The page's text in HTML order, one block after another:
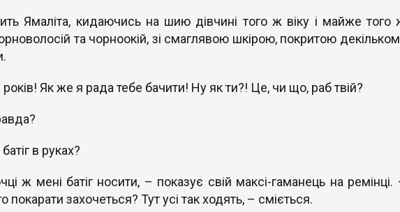
Ямаліта, кидаючись на шию дівчині того ж віку і майже того
та чорноокій, зі смаглявою шкірою, покритою
років! Як же я рада тебе бачити! Ну як ти?! Це, чи що, раб твій?
в руках?
ж мені батіг носити, – показує свій максі-гаманець на ремінці.
покарати захочеться? Тут усі так ходять, – сміється.